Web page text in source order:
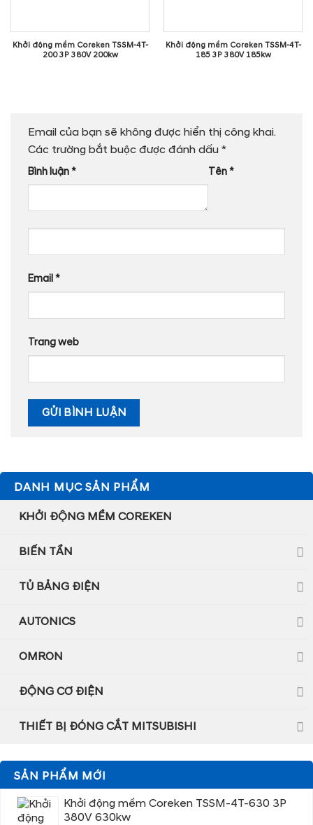
Khởi động mềm Coreken TSSM-4T-
200 3P 380V 200kw
Khởi động mềm Coreken TSSM-4T-
185 3P 380V 185kw
Email của bạn sẽ không được hiển thị công khai.
Các trường bắt buộc được đánh dấu *
Bình luận* Tên*
Email*
Trang web
DANH MỤC SẢN PHẨM
KHỞI ĐỘNG MỀM COREKEN
BIẾN TẦN
TỦ BẢNG ĐIỆN
AUTONICS
OMRON
ĐỘNG CƠ ĐIỆN
THIẾT BỊ ĐÓNG CẮT MITSUBISHI
SẢN PHẨM MỚI
Khởi động mềm Coreken TSSM-4T-630 3P
380V 630kw